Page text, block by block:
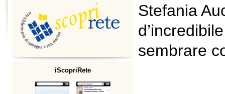
iScopriRete
Stefania
sembrare